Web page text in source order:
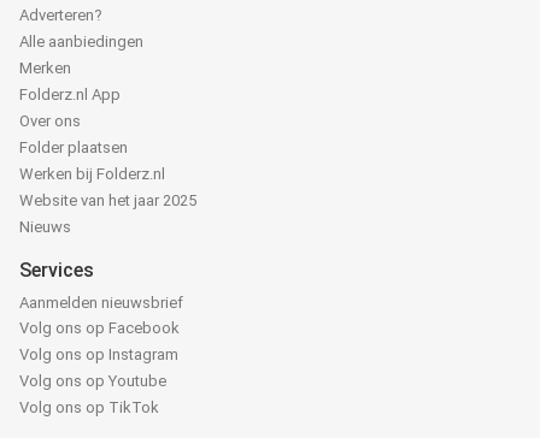
Adverteren?
Alle aanbiedingen
Merken
Folderz.nl App
Over ons
Folder plaatsen
Werken bij Folderz.nl
Website van het jaar 2025
Nieuws
Services
Aanmelden nieuwsbrief
Volg ons op Facebook
Volg ons op Instagram
Volg ons op Youtube
Volg ons op TikTok